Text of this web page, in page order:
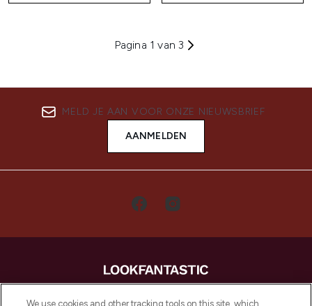
Pagina 1 van 3
MELD JE AAN VOOR ONZE NIEUWSBRIEF
AANMELDEN
LOOKFANTASTIC is de ultieme online
We use cookies and other tracking tools on this site, which